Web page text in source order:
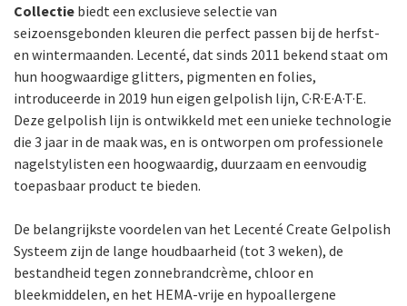
Collectie biedt een exclusieve selectie van
seizoensgebonden kleuren die perfect passen bij de herfst-
en wintermaanden. Lecenté, dat sinds 2011 bekend staat om
hun hoogwaardige glitters, pigmenten en folies,
introduceerde in 2019 hun eigen gelpolish lijn, C·R·E·A·T·E.
Deze gelpolish lijn is ontwikkeld met een unieke technologie
die 3 jaar in de maak was, en is ontworpen om professionele
nagelstylisten een hoogwaardig, duurzaam en eenvoudig
toepasbaar product te bieden.
De belangrijkste voordelen van het Lecenté Create Gelpolish
Systeem zijn de lange houdbaarheid (tot 3 weken), de
bestandheid tegen zonnebrandcrème, chloor en
bleekmiddelen, en het HEMA-vrije en hypoallergene